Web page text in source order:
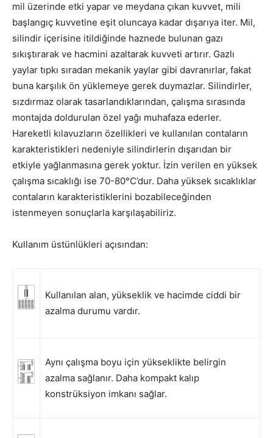
mil üzerinde etki yapar ve meydana çıkan kuvvet, mili
başlangıç kuvvetine eşit oluncaya kadar dışarıya iter. Mil,
silindir içerisine itildiğinde haznede bulunan gazı
sıkıştırarak ve hacmini azaltarak kuvveti artırır. Gazlı
yaylar tıpkı sıradan mekanik yaylar gibi davranırlar, fakat
buna karşılık ön yüklemeye gerek duymazlar. Silindirler,
sızdırmaz olarak tasarlandıklarından, çalışma sırasında
montajda doldurulan özel yağı muhafaza ederler.
Hareketli kılavuzların özellikleri ve kullanılan contaların
karakteristikleri nedeniyle silindirlerin dışarıdan bir
etkiyle yağlanmasına gerek yoktur. İzin verilen en yüksek
çalışma sıcaklığı ise 70-80°C’dur. Daha yüksek sıcaklıklar
contaların karakteristiklerini bozabileceğinden
istenmeyen sonuçlarla karşılaşabiliriz.
Kullanım üstünlükleri açısından:
Kullanılan alan, yükseklik ve hacimde ciddi bir
azalma durumu vardır.
Aynı çalışma boyu için yükseklikte belirgin
azalma sağlanır. Daha kompakt kalıp
konstrüksiyon imkanı sağlar.